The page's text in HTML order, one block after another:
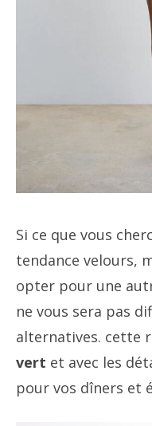
Si ce que vous
tendance velours,
opter pour une
ne vous sera pas
alternatives. cette
vert et avec les
pour vos dîners et